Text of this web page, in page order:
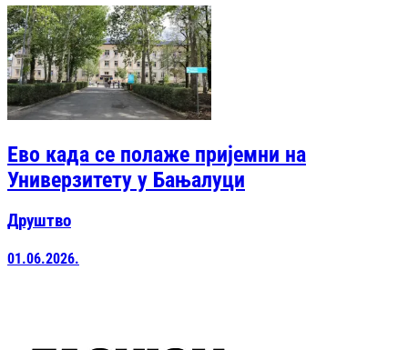
Ево када се полаже пријемни на
Универзитету у Бањалуци
Друштво
01.06.2026.